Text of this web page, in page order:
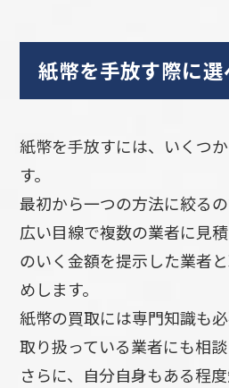
紙幣を手放す際に
紙幣を手放すには、いくつ
す。
最初から一つの方法に絞る
広い目線で複数の業者に見
のいく金額を提示した業者
めします。
紙幣の買取には専門知識も
取り扱っている業者にも相談
さらに、自分自身もある程